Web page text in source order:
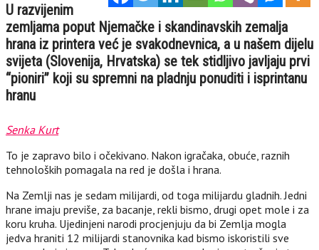
U razvijenim
zemljama poput Njemačke i skandinavskih zemalja
hrana iz printera već je svakodnevnica, a u našem dijelu
svijeta (Slovenija, Hrvatska) se tek stidljivo javljaju prvi
“pioniri” koji su spremni na pladnju ponuditi i isprintanu
hranu
Senka Kurt
To je zapravo bilo i očekivano. Nakon igračaka, obuće, raznih
tehnoloških pomagala na red je došla i hrana.
Na Zemlji nas je sedam milijardi, od toga milijardu gladnih. Jedni
hrane imaju previše, za bacanje, rekli bismo, drugi opet mole i za
koru kruha. Ujedinjeni narodi procjenjuju da bi Zemlja mogla
jedva hraniti 12 milijardi stanovnika kad bismo iskoristili sve